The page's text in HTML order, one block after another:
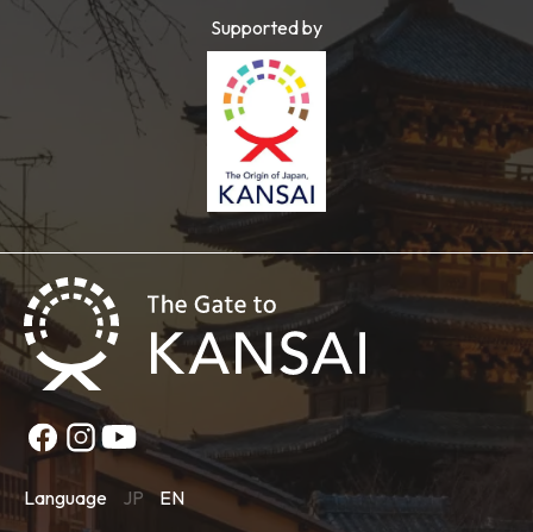
Supported by
Language JP EN